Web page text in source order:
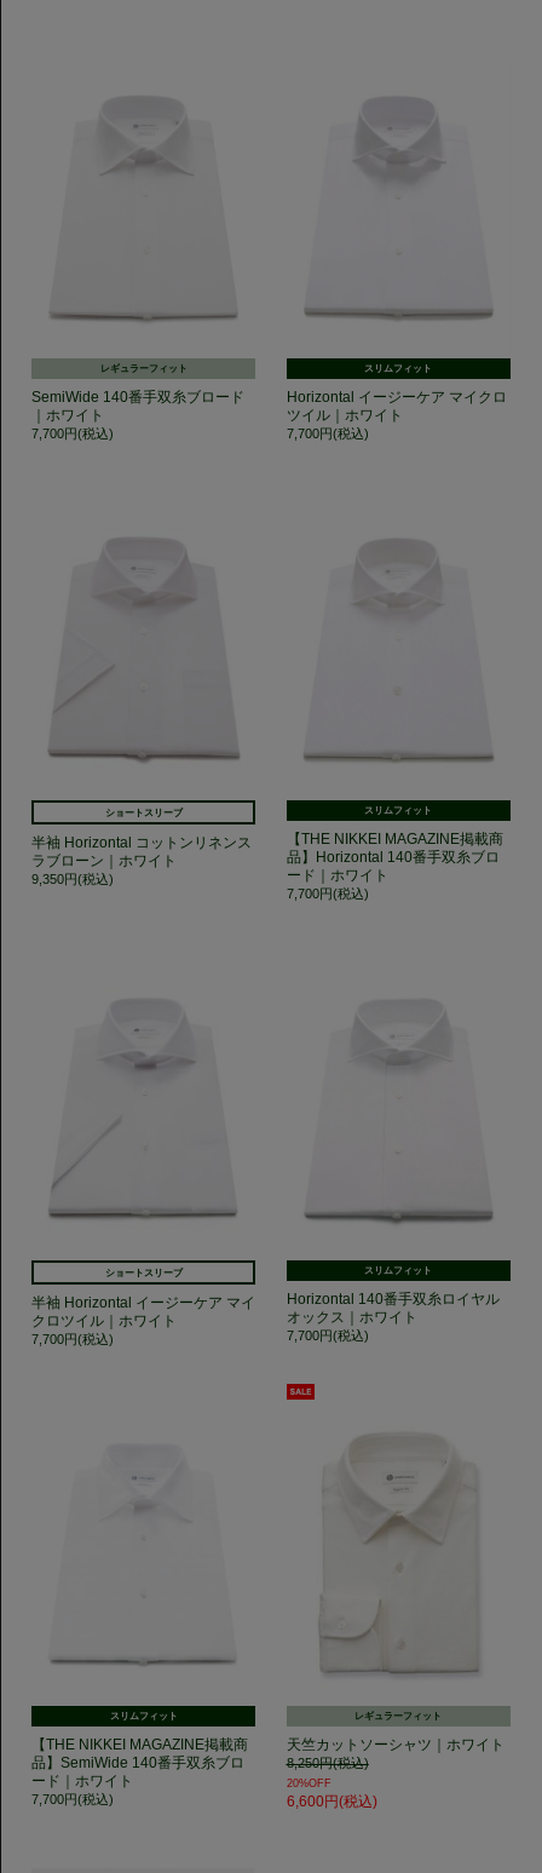
レギュラーフィット
SemiWide 140番手双糸ブロード
｜ホワイト
7,700円(税込)
スリムフィット
Horizontal イージーケア マイクロ
ツイル｜ホワイト
7,700円(税込)
ショートスリーブ
半袖 Horizontal コットンリネンス
ラブローン｜ホワイト
9,350円(税込)
スリムフィット
【THE NIKKEI MAGAZINE掲載商
品】Horizontal 140番手双糸ブロ
ード｜ホワイト
7,700円(税込)
ショートスリーブ
半袖 Horizontal イージーケア マイ
クロツイル｜ホワイト
7,700円(税込)
スリムフィット
Horizontal 140番手双糸ロイヤル
オックス｜ホワイト
7,700円(税込)
スリムフィット
【THE NIKKEI MAGAZINE掲載商
品】SemiWide 140番手双糸ブロ
ード｜ホワイト
7,700円(税込)
レギュラーフィット
天竺カットソーシャツ｜ホワイト
8,250円(税込)
20%OFF
6,600円(税込)